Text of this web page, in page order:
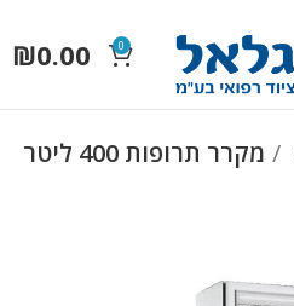
0
₪0.00
מקרר תרופות 400 ליטר